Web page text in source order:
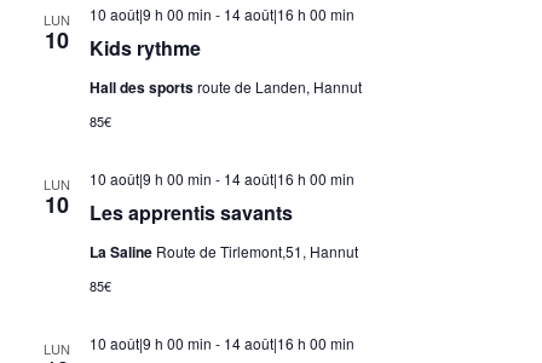
LUN
10 Kids rythme
10 août|9 h 00 min - 14 août|16 h 00 min
Hall des sportsroute de Landen, Hannut
85€
LUN
10 Les apprentis savants
10 août|9 h 00 min - 14 août|16 h 00 min
La Saline Route de Tirlemont,51, Hannut
85€
LUN 10 août|9 h 00 min - 14 août|16 h 00 min